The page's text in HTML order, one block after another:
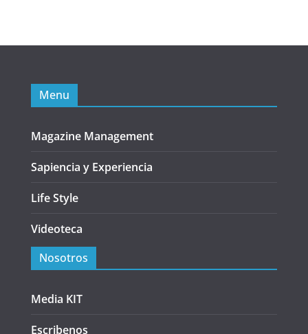
Menu
Magazine Management
Sapiencia y Experiencia
Life Style
Videoteca
Nosotros
Media KIT
Escribenos